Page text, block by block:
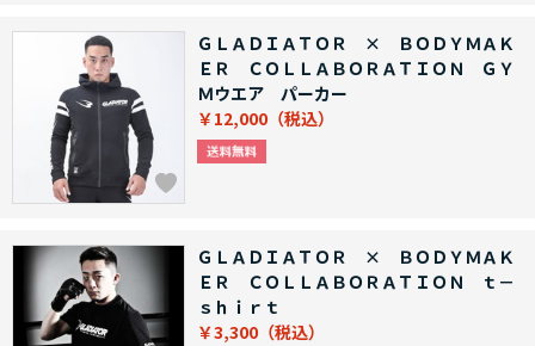
ＧＬＡＤＩＡＴＯＲ × ＢＯＤＹＭＡＫ
ＥＲ ＣＯＬＬＡＢＯＲＡＴＩＯＮ ＧＹ
Ｍウエア パーカー
￥12,000
ＧＬＡＤＩＡＴＯＲ × ＢＯＤＹＭＡＫ
ＥＲ ＣＯＬＬＡＢＯＲＡＴＩＯＮ ｔ－
ｓｈｉｒｔ
￥3,300